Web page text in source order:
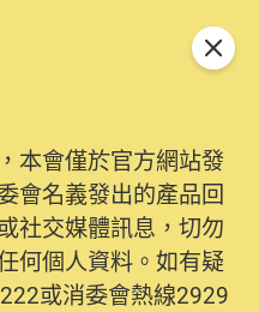
本會僅於官方網站發
會名義發出的產品回
社交媒體訊息，切勿
何個人資料。如有疑
或消委會熱線2929
關閉